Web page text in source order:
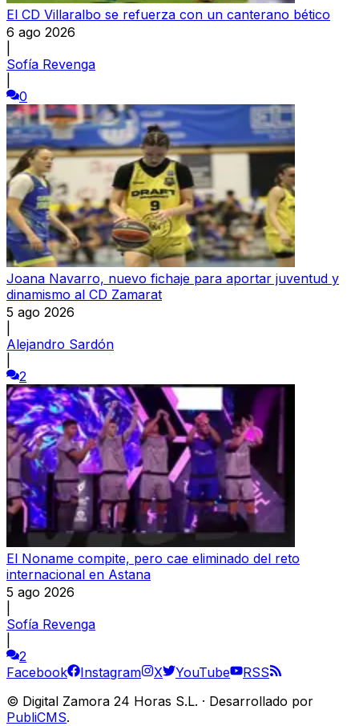
El CD Villaralbo se refuerza con un canterano bético
6 ago 2026
Sofía Revenga
0
Joana Navarro, nuevo fichaje para aportar juventud y
dinamismo al CD Zamarat
5 ago 2026
Alejandro Sardón
2
El Noname compite, pero cae eliminado del reto
internacional en Astana
5 ago 2026
Sofía Revenga
2
Facebook
Instagram X YouTube
RSS
© Digital Zamora 24 Horas S.L. · Desarrollado por
PubliCMS.